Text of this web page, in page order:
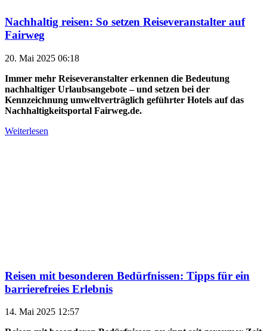
Nachhaltig reisen: So setzen Reiseveranstalter auf
Fairweg
20. Mai 2025 06:18
Immer mehr Reiseveranstalter erkennen die Bedeutung
nachhaltiger Urlaubsangebote – und setzen bei der
Kennzeichnung umweltverträglich geführter Hotels auf das
Nachhaltigkeitsportal Fairweg.de.
Weiterlesen
Reisen mit besonderen Bedürfnissen: Tipps für ein
barrierefreies Erlebnis
14. Mai 2025 12:57